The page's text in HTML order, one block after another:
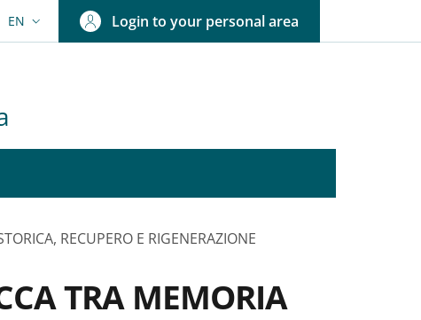
LANGUAGE SWITCHER: CURRENT LANGUAGE
EN Login to your personal area
RECUPERO E RIGENERAZIONE
TRA MEMORIA